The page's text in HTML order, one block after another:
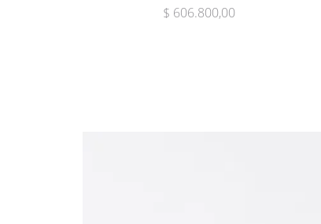
Precio
$ 606.800,00